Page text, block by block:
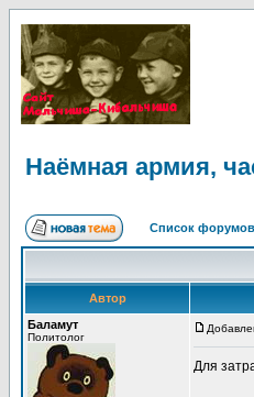
Наёмная армия,
Список
Автор
Баламут
Политолог
Для